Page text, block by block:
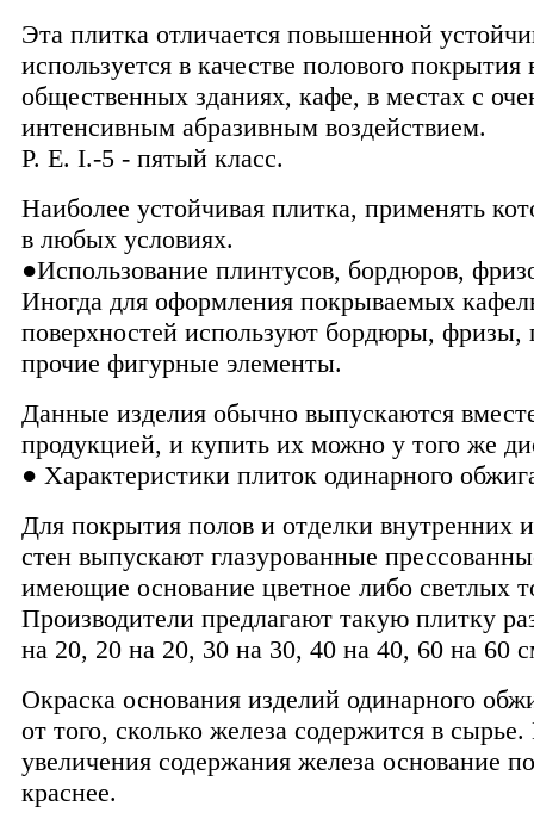
Эта плитка отличается повышенной
используется в качестве полового покрытия
общественных зданиях, кафе, в местах с
интенсивным абразивным воздействием.
P. E. I.-5 - пятый класс.
Наиболее устойчивая плитка, применять
в любых условиях.
●Использование плинтусов, бордюров,
Иногда для оформления покрываемых
поверхностей используют бордюры, фризы,
прочие фигурные элементы.
Данные изделия обычно выпускаются
продукцией, и купить их можно у того же
● Характеристики плиток одинарного
Для покрытия полов и отделки внутренних
стен выпускают глазурованные
имеющие основание цветное либо светлых
Производители предлагают такую плитку
на 20, 20 на 20, 30 на 30, 40 на 40, 60 на 60
Окраска основания изделий одинарного
от того, сколько железа содержится в
увеличения содержания железа основание
краснее.